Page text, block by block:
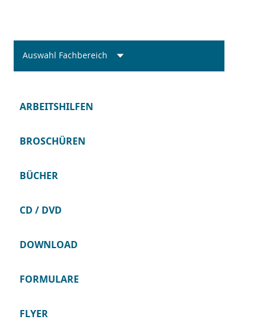
Auswahl Fachbereich
ARBEITSHILFEN
BROSCHÜREN
BÜCHER
CD / DVD
DOWNLOAD
FORMULARE
FLYER